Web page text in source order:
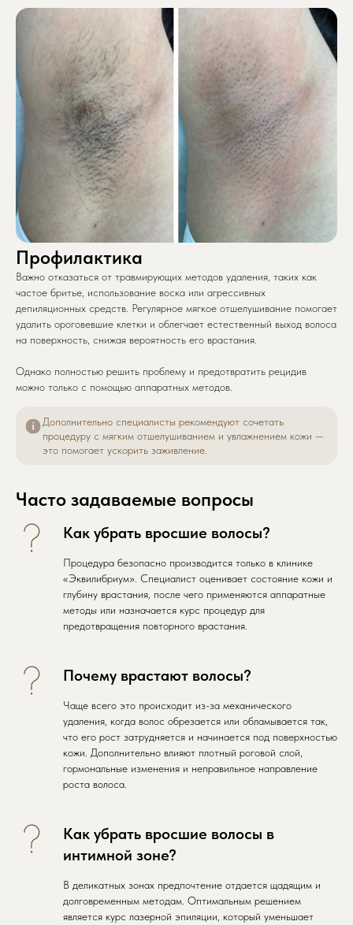
Профилактика
Важно отказаться от травмирующих методов удаления, таких как
частое бритье, использование воска или агрессивных
депиляционных средств. Регулярное мягкое отшелушивание помогает
удалить ороговевшие клетки и облегчает естественный выход волоса
на поверхность, снижая вероятность его врастания.
Однако полностью решить проблему и предотвратить рецидив
можно только с помощью аппаратных методов.
Дополнительно специалисты рекомендуют сочетать
процедуру с мягким отшелушиванием и увлажнением кожи —
это помогает ускорить заживление.
Часто задаваемые вопросы
Как убрать вросшие волосы?
Процедура безопасно производится только в клинике
«Эквилибриум». Специалист оценивает состояние кожи и
глубину врастания, после чего применяются аппаратные
методы или назначается курс процедур для
предотвращения повторного врастания.
Почему врастают волосы?
Чаще всего это происходит из-за механического
удаления, когда волос обрезается или обламывается так,
что его рост затрудняется и начинается под поверхностью
кожи. Дополнительно влияют плотный роговой слой,
гормональные изменения и неправильное направление
роста волоса.
Как убрать вросшие волосы в
интимной зоне?
В деликатных зонах предпочтение отдается щадящим и
долговременным методам. Оптимальным решением
является курс лазерной эпиляции, который уменьшает